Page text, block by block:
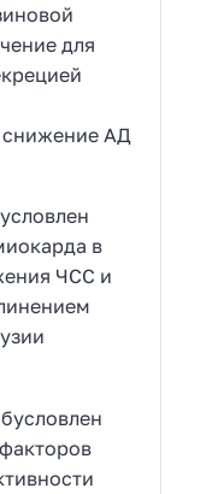
для
снижение АД
в
ЧСС и